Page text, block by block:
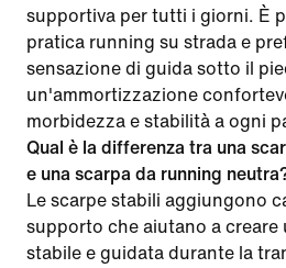
supportiva per tutti i giorni. È
pratica running su strada e
sensazione di guida sotto il
un'ammortizzazione
morbidezza e stabilità a ogni
Qual è la differenza tra una
e una scarpa da running
Le scarpe stabili aggiungono
supporto che aiutano a creare
stabile e guidata durante la